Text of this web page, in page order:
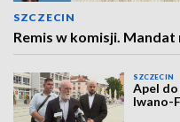
SZCZECIN
Remis w komisji.
SZCZECIN
Apel
Iwano-